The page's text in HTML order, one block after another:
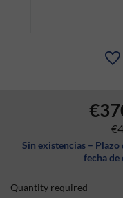
Sin existencias –
fecha
Quantity required